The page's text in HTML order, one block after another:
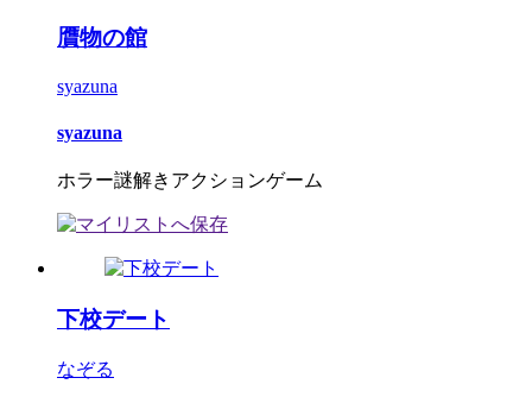
贋物の館
syazuna
syazuna
ホラー謎解きアクションゲーム
下校デート
なぞる